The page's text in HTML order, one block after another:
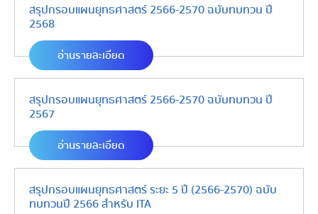
สรุปกรอบแผนยุทธศาสตร์ 2566-2570 ฉบับทบทวน ปี
2568
อ่านรายละเอียด
สรุปกรอบแผนยุทธศาสตร์ 2566-2570 ฉบับทบทวน ปี
2567
อ่านรายละเอียด
สรุปกรอบแผนยุทธศาสตร์ ระยะ 5 ปี (2566-2570) ฉบับ
ทบทวนปี 2566 สำหรับ ITA